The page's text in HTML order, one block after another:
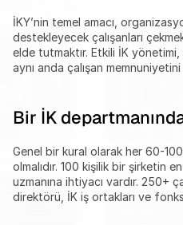
İKY’nin temel amacı,
destekleyecek çalışanları
elde tutmaktır. Etkili İK yönetimi,
aynı anda çalışan
Bir İK
Genel bir kural olarak her 60-
olmalıdır. 100 kişilik bir şirketin
uzmanına ihtiyacı vardır. 250+
direktörü, İK iş ortakları ve